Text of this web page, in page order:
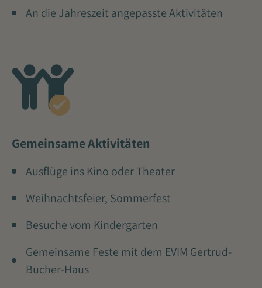
An die Jahreszeit angepasste Aktivitäten
Gemeinsame Aktivitäten
Ausflüge ins Kino oder Theater
Weihnachtsfeier, Sommerfest
Besuche vom Kindergarten
Gemeinsame Feste mit dem EVIM Gertrud-
Bucher-Haus